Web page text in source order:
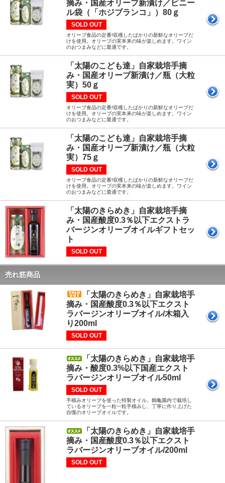
摘み・国産オリーブ新漬け／ビニー
ル袋（「ホジブランコ」）80ｇ
SOLD OUT
オリーブ食品の定番!収穫したばかりの新鮮なオリーブだ
けを使用。オリーブの実本来の味が楽しめます。ワイン
のおつまみなどに最適です。
「太陽のこども達」自家栽培手摘
み・国産オリーブ新漬け／瓶（大粒
実）50ｇ
SOLD OUT
オリーブ食品の定番!収穫したばかりの新鮮なオリーブだ
けを使用。オリーブの実本来の味が楽しめます。ワイン
のおつまみなどに最適です。
「太陽のこども達」自家栽培手摘
み・国産オリーブ新漬け／瓶（大粒
実）75ｇ
SOLD OUT
オリーブ食品の定番!収穫したばかりの新鮮なオリーブだ
けを使用。オリーブの実本来の味が楽しめます。ワイン
のおつまみなどに最適です。
「太陽のきらめき」自家栽培手摘
み・国産酸度0.3％以下エクストラ
バージンオリーブオイルギフトセッ
ト
SOLD OUT
売れ筋商品
「太陽のきらめき」自家栽培手
摘み・国産酸度0.3％以下エクスト
ラバージンオリーブオイル/木箱入
り200ml
SOLD OUT
「太陽のきらめき」自家栽培手
摘み・酸度0.3%以下国産エクスト
ラバージンオリーブオイル50ml
SOLD OUT
手積みオリーブを使った特製オイル。鶴亀園内で栽培し
ているオリーブを一粒一粒手積みし、丁寧に作り上げた
自慢のオリーブオイルです。
「太陽のきらめき」自家栽培手
摘み・国産酸度0.3％以下エクスト
ラバージンオリーブオイル/200ml
SOLD OUT